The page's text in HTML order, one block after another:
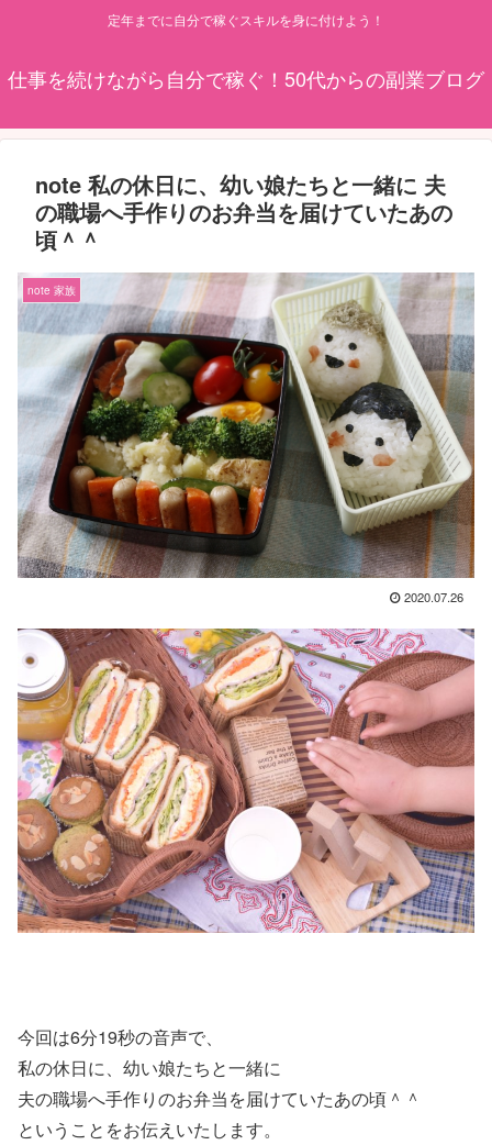
定年までに自分で稼ぐスキルを身に付けよう！
仕事を続けながら自分で稼ぐ！50代からの副業ブログ
note 私の休日に、幼い娘たちと一緒に 夫
の職場へ手作りのお弁当を届けていたあの
頃＾＾
note 家族
2020.07.26
今回は6分19秒の音声で、
私の休日に、幼い娘たちと一緒に
夫の職場へ手作りのお弁当を届けていたあの頃＾＾
ということをお伝えいたします。